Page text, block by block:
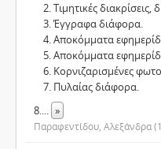
Τιμητικές
Έγγραφα διάφορα.
Αποκόμματα
Αποκόμματα
Κορνιζαρισμένες
Πυλαίας διάφορα.
8.... »
Παραφεντίδου, Αλεξάνδρα